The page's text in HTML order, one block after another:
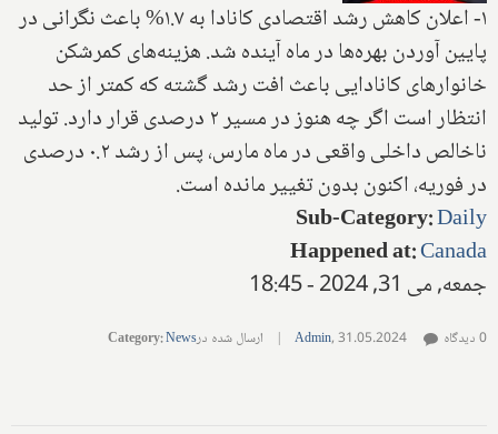
۱- اعلان کاهش رشد اقتصادی کانادا به ۱.۷% باعث نگرانی در
پایین آوردن بهره‌ها در ماه آینده شد. هزینه‌های کمرشکن
خانوارهای کانادایی باعث افت رشد گشته که کمتر از حد
انتظار است اگر چه هنوز در مسیر ۲ درصدی قرار دارد. تولید
ناخالص داخلی واقعی در ماه مارس، پس از رشد ۰.۲ درصدی
در فوریه، اکنون بدون تغییر مانده است.
Sub-Category:Daily
Happened at:Canada
جمعه, می 31, 2024 - 18:45
Admin,31.05.2024
| ارسال شده در Category:News 0 دیدگاه